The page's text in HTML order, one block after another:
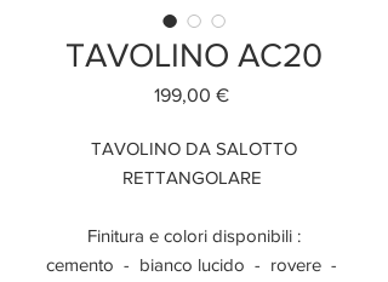
TAVOLINO AC20
199,00 €Prezzo
TAVOLINO DA SALOTTO
RETTANGOLARE
Finitura e colori disponibili :
cemento - bianco lucido - rovere -